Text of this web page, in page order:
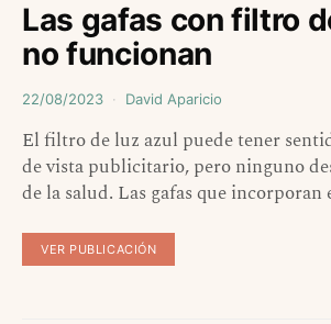
Las gafas con filtro
no funcionan
22/08/2023 David Aparicio
El filtro de luz azul puede tener
de vista publicitario, pero ninguno
de la salud. Las gafas que incorporan
VER PUBLICACIÓN